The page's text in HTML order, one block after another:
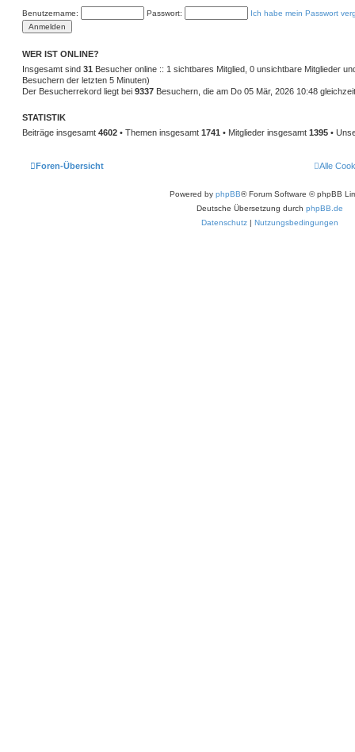
Benutzername: Passwort: Ich habe mein Passwort
WER IST ONLINE?
Insgesamt sind 31 Besucher online :: 1 sichtbares Mitglied, 0 unsichtbare Mitglieder
Besuchern der letzten 5 Minuten)
Der Besucherrekord liegt bei 9337 Besuchern, die am Do 05 Mär, 2026 10:48
STATISTIK
Beiträge insgesamt 4602 • Themen insgesamt 1741 • Mitglieder insgesamt 1395 •
Foren-Übersicht Alle
Powered by phpBB® Forum Software © phpBB
Deutsche Übersetzung durch phpBB.de
Datenschutz | Nutzungsbedingungen